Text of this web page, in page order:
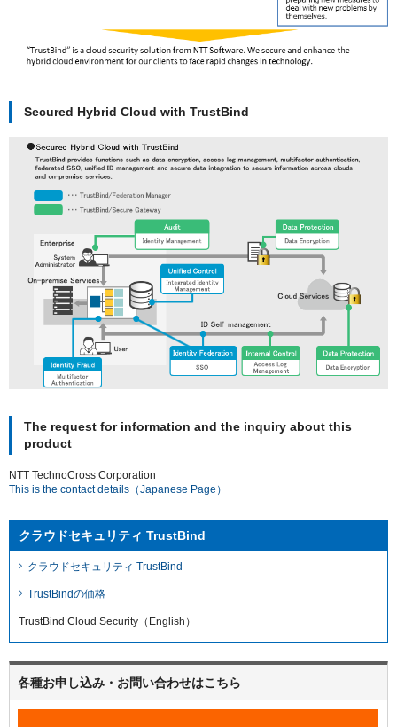
Secured Hybrid Cloud with TrustBind
The request for information and the inquiry about this
product
NTT TechnoCross Corporation
This is the contact details（Japanese Page）
クラウドセキュリティ TrustBind
クラウドセキュリティ TrustBind
TrustBindの価格
TrustBind Cloud Security（English）
各種お申し込み・お問い合わせはこちら